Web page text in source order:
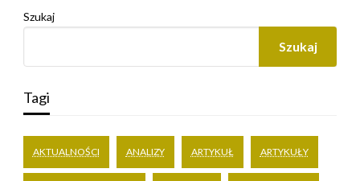
Szukaj
Szukaj
Tagi
AKTUALNOŚCI ANALIZY ARTYKUŁ ARTYKUŁY